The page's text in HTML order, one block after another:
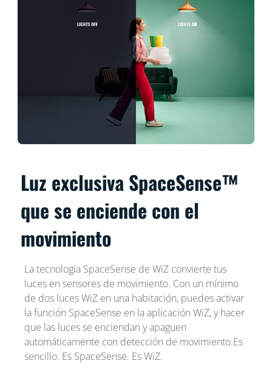
Luz exclusiva SpaceSense™
que se enciende con el
movimiento
La tecnología SpaceSense de WiZ convierte tus
luces en sensores de movimiento. Con un mínimo
de dos luces WiZ en una habitación, puedes activar
la función SpaceSense en la aplicación WiZ, y hacer
que las luces se enciendan y apaguen
automáticamente con detección de movimiento.Es
sencillo. Es SpaceSense. Es WiZ.